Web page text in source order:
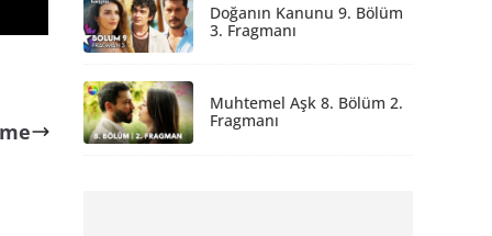
Doğanın Kanunu 9. Bölüm
3. Fragmanı
Muhtemel Aşk 8. Bölüm 2.
Fragmanı